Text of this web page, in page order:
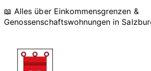
📖 Alles über Einkommensgrenzen &
Genossenschaftswohnungen in